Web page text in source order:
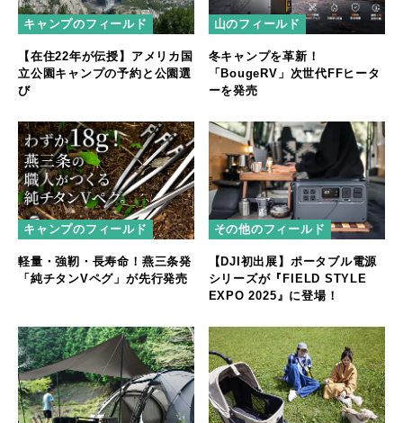
キャンプのフィールド
【在住22年が伝授】アメリカ国
立公園キャンプの予約と公園選
び
山のフィールド
冬キャンプを革新！
「BougeRV」次世代FFヒータ
ーを発売
キャンプのフィールド
軽量・強靭・長寿命！燕三条発
「純チタンVペグ」が先行発売
その他のフィールド
【DJI初出展】ポータブル電源
シリーズが『FIELD STYLE
EXPO 2025』に登場！